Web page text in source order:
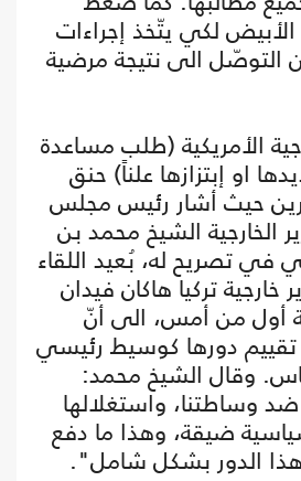
لكي يتّخذ إجراءات
التوصّل الى نتيجة مرضية
الأمريكية (طلب مساعدة
او إبتزازها علناً) حنق
حيث أشار رئيس مجلس
الخارجية الشيخ محمد بن
في تصريح له، بُعيد اللقاء
تركيا هاكان فيدان
أول من أمس، الى أنّ
تقييم دورها كوسيط رئيسي
وقال الشيخ محمد:
ضد وساطتنا، واستغلالها
ضيقة، وهذا ما دفع
الدور بشكل شامل".